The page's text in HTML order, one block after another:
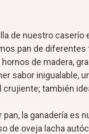
de nuestro caserío
pan de
de madera,
sabor inigualable,
crujiente; también
pan, la ganadería es
de oveja lacha